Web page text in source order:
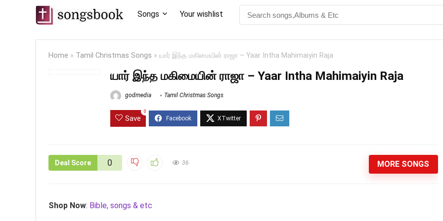
Songs Your wishlist
Home » Tamil Christmas Songs » யார் இந்த மகிமையின் ராஜா – Yaar Intha Mahimaiyin Raja
யார் இந்த மகிமையின் ராஜா – Yaar Intha Mahimaiyin Raja
godmedia Tamil Christmas Songs
Save
0
Deal Score 0 36 MORE SONGS
Shop Now: Bible, songs & etc